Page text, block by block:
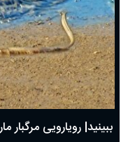
ببینید| رویارویی مرگبار